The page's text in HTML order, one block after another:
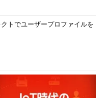
トでユーザープロファイルを